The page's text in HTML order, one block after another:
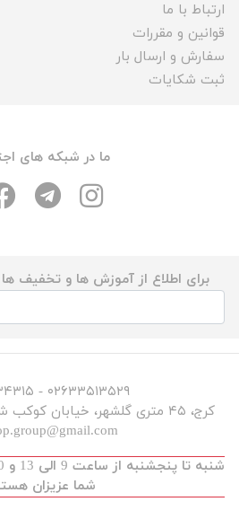
ارتباط با ما
قوانین و مقررات
سفارش و ارسال بار
ثبت شکایات
ما در شبکه های
برای اطلاع از آموزش ها و تخفیف ها
۰۲۶۳۳۵۱۳۵۲۹ - ۰۲۶۳۳۵۳۴۳۱۵
کرج، ۴۵ متری گلشهر، خیابان کوکب شرقی، عکس و فیلم مکث
شما عزیزان